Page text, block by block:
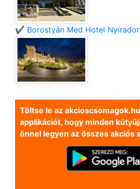
✔️ Borostyán Med Hotel
Töltse le az
applikációt, hogy minden
önnel legyen az összes akciós